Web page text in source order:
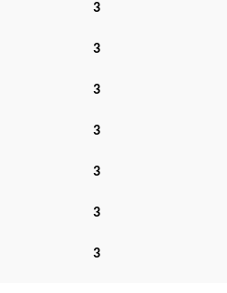
3
3
3
3
3
3
3